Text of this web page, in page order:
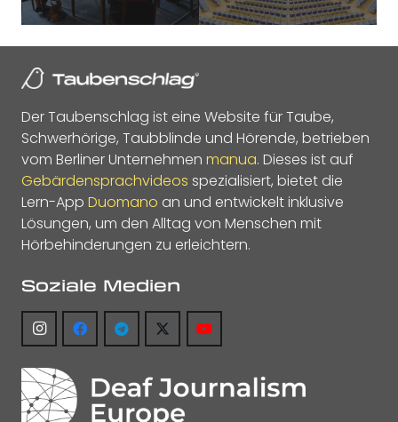
Der Taubenschlag ist eine Website für Taube,
Schwerhörige, Taubblinde und Hörende, betrieben
vom Berliner Unternehmen manua. Dieses ist auf
Gebärdensprachvideos spezialisiert, bietet die
Lern-App Duomano an und entwickelt inklusive
Lösungen, um den Alltag von Menschen mit
Hörbehinderungen zu erleichtern.
Soziale Medien